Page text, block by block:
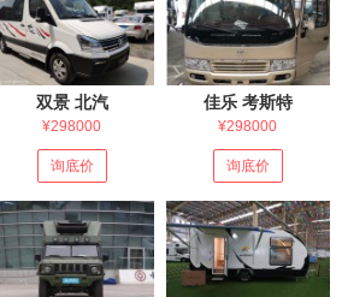
双景 北汽
¥298000
询底价
佳乐 考斯特
¥298000
询底价